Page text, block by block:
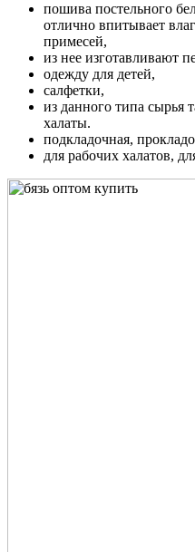
пошива постельного
отлично впитывает
примесей,
из нее изготавливают
одежду для детей,
салфетки,
из данного типа сырья
халаты.
подкладочная,
для рабочих халатов,